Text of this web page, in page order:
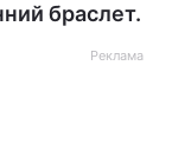
браслет.
Реклама